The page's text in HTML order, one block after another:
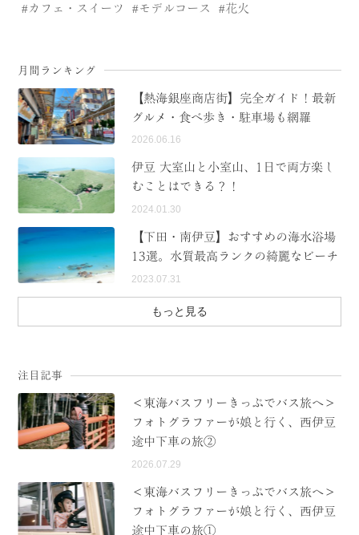
ABOUT
MODEL COURSE
EVENT
ACCESS
COLUMN
LINK
カフェ・スイーツ モデルコース 花火
月間ランキング
【熱海銀座商店街】完全ガイド！最新
グルメ・食べ歩き・駐車場も網羅
2026.06.16
伊豆 大室山と小室山、1日で両方楽し
むことはできる？！
2024.01.30
【下田・南伊豆】おすすめの海水浴場
13選。水質最高ランクの綺麗なビーチ
2023.07.31
もっと見る
注目記事
＜東海バスフリーきっぷでバス旅へ＞
フォトグラファーが娘と行く、西伊豆
途中下車の旅②
2026.07.29
＜東海バスフリーきっぷでバス旅へ＞
フォトグラファーが娘と行く、西伊豆
途中下車の旅①